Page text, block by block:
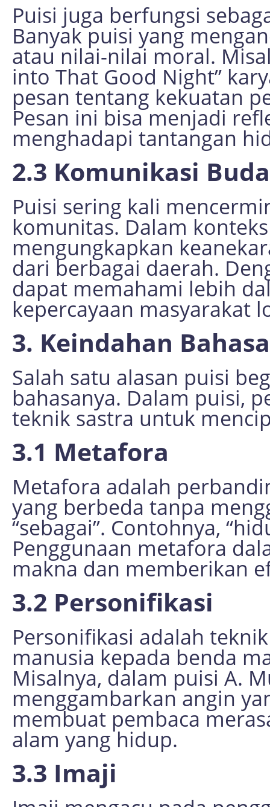
Puisi juga berfungsi
Banyak puisi yang
atau nilai-nilai moral.
into That Good Night”
pesan tentang kekuatan
Pesan ini bisa menjadi
menghadapi tantangan
2.3 Komunikasi
Puisi sering kali
komunitas. Dalam
mengungkapkan
dari berbagai daerah.
dapat memahami lebih
kepercayaan masyarakat
3. Keindahan
Salah satu alasan puisi
bahasanya. Dalam puisi,
teknik sastra untuk
3.1 Metafora
Metafora adalah
yang berbeda tanpa
“sebagai”. Contohnya,
Penggunaan metafora
makna dan memberikan
3.2 Personifikasi
Personifikasi adalah
manusia kepada benda
Misalnya, dalam puisi A.
menggambarkan angin
membuat pembaca
alam yang hidup.
3.3 Imaji